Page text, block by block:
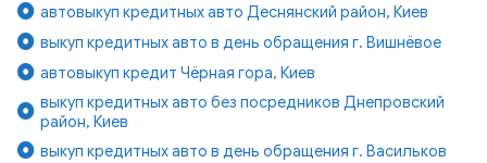
автовыкуп кредитных авто Деснянский район, Киев
выкуп кредитных авто в день обращения г. Вишнёвое
автовыкуп кредит Чёрная гора, Киев
выкуп кредитных авто без посредников Днепровский
район, Киев
выкуп кредитных авто в день обращения г. Васильков